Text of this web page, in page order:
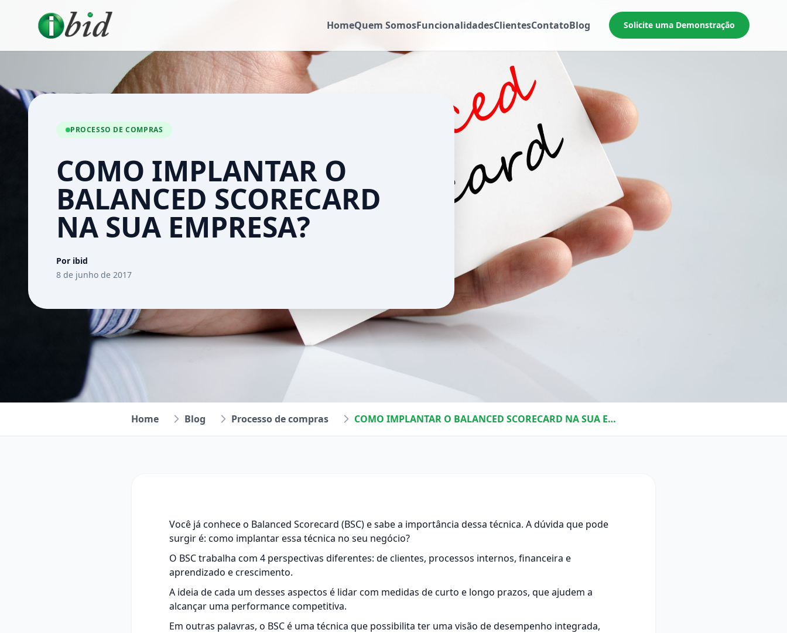
HomeQuem SomosFuncionalidadesClientesContatoBlog Solicite uma Demonstração
PROCESSO DE COMPRAS
COMO IMPLANTAR O
BALANCED SCORECARD
NA SUA EMPRESA?
Por ibid
8 de junho de 2017
Home Blog Processo de compras COMO IMPLANTAR O BALANCED SCORECARD NA SUA EMPRESA?
Você já conhece o Balanced Scorecard (BSC) e sabe a importância dessa técnica. A dúvida que pode
surgir é: como implantar essa técnica no seu negócio?
O BSC trabalha com 4 perspectivas diferentes: de clientes, processos internos, financeira e
aprendizado e crescimento.
A ideia de cada um desses aspectos é lidar com medidas de curto e longo prazos, que ajudem a
alcançar uma performance competitiva.
Em outras palavras, o BSC é uma técnica que possibilita ter uma visão de desempenho integrada,